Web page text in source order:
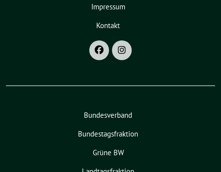
Impressum
Kontakt
Bundesverband
Bundestagsfraktion
Grüne BW